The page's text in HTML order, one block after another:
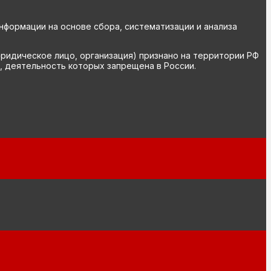
на основе сбора, систематизации и анализа
лицо, организация) признано на территории РФ
которых запрещена в России.